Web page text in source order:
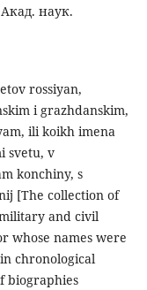
наук.
rossiyan,
i grazhdanskim,
ili koikh imena
svetu, v
konchiny, s
[The collection of
and civil
whose names were
chronological
biographies